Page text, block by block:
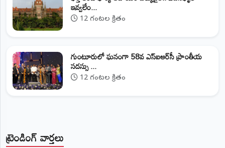
ట్రెండింగ్ వార్తలు
ఇవ్వలేం...
12 గంటల క్రితం
గుంటూరులో ఘనంగా 58వ ఎస్‌ఐఆర్‌సీ ప్రాంతీయ
సదస్సు ...
12 గంటల క్రితం